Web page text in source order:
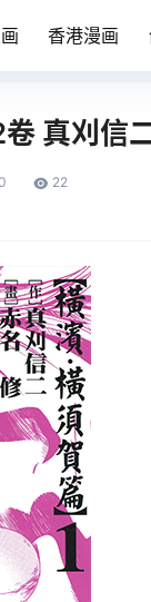
香港漫画
真刈信
22